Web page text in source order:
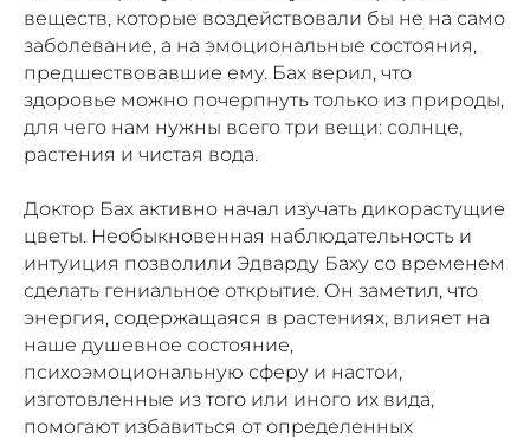
веществ, которые воздействовали бы не на само
заболевание, а на эмоциональные состояния,
предшествовавшие ему. Бах верил, что
здоровье можно почерпнуть только из природы,
для чего нам нужны всего три вещи: солнце,
растения и чистая вода.
Доктор Бах активно начал изучать дикорастущие
цветы. Необыкновенная наблюдательность и
интуиция позволили Эдварду Баху со временем
сделать гениальное открытие. Он заметил, что
энергия, содержащаяся в растениях, влияет на
наше душевное состояние,
психоэмоциональную сферу и настои,
изготовленные из того или иного их вида,
помогают избавиться от определенных